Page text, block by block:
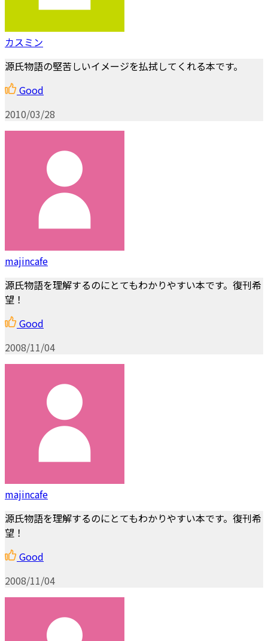
カスミン
源氏物語の堅苦しいイメージを払拭してくれる本です。
Good
2010/03/28
majincafe
源氏物語を理解するのにとてもわかりやすい本です。復刊希
望！
Good
2008/11/04
majincafe
源氏物語を理解するのにとてもわかりやすい本です。復刊希
望！
Good
2008/11/04